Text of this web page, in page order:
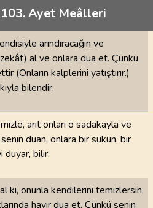
Ayet Meâlleri
arındıracağın ve
al ve onlara dua et. Çünkü
(Onların kalplerini yatıştırır.)
bilendir.
arıt onları o sadakayla ve
duan, onlara bir sükun, bir
duyar, bilir.
ki, onunla kendilerini temizlersin,
hayır dua et. Çünkü senin